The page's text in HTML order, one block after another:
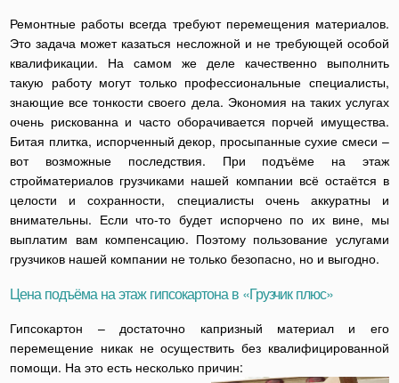
Ремонтные работы всегда требуют перемещения материалов.
Это задача может казаться несложной и не требующей особой
квалификации. На самом же деле качественно выполнить
такую работу могут только профессиональные специалисты,
знающие все тонкости своего дела. Экономия на таких услугах
очень рискованна и часто оборачивается порчей имущества.
Битая плитка, испорченный декор, просыпанные сухие смеси –
вот возможные последствия. При подъёме на этаж
стройматериалов грузчиками нашей компании всё остаётся в
целости и сохранности, специалисты очень аккуратны и
внимательны. Если что-то будет испорчено по их вине, мы
выплатим вам компенсацию. Поэтому пользование услугами
грузчиков нашей компании не только безопасно, но и выгодно.
Цена подъёма на этаж гипсокартона в «Грузчик плюс»
Гипсокартон – достаточно капризный материал и его
перемещение никак не осуществить без квалифицированной
помощи. На это есть несколько причин: